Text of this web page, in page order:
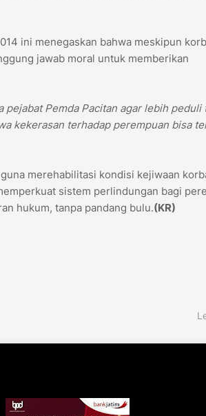
ini menegaskan bahwa meskipun
jawab moral untuk memberikan
Pemda Pacitan agar lebih peduli
kekerasan terhadap perempuan bisa
merehabilitasi kondisi kejiwaan
sistem perlindungan bagi
hukum, tanpa pandang bulu.(KR)